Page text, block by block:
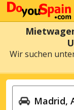
Wir suchen